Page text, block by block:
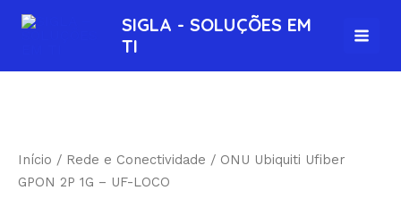
para
conteúdo
SIGLA - SOLUÇÕES EM
TI
Início / Rede e Conectividade / ONU Ubiquiti Ufiber
GPON 2P 1G – UF-LOCO
Ufiber
GPON